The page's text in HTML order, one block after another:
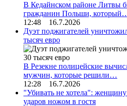
В Кедайнском районе Литвы
гражданин Польши,
12:48 16.7.2026
Дуэт поджигателей
тысяч евро
В Резекне полицейские
мужчин, которые решили…
12:28 16.7.2026
"Убивать не хотела":
ударов ножом в гостя